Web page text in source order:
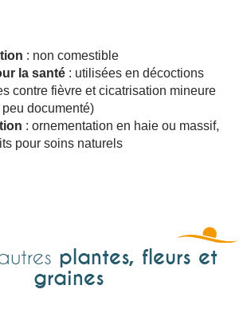
: non comestible
la santé : utilisées en décoctions
contre fièvre et cicatrisation mineure
documenté)
: ornementation en haie ou massif,
pour soins naturels
plantes, fleurs et
graines